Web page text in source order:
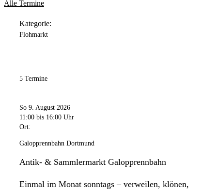
Alle Termine
Kategorie:
Flohmarkt
5 Termine
So 9. August 2026
11:00 bis 16:00 Uhr
Ort:
Galopprennbahn Dortmund
Antik- & Sammlermarkt Galopprennbahn
Einmal im Monat sonntags – verweilen, klönen,